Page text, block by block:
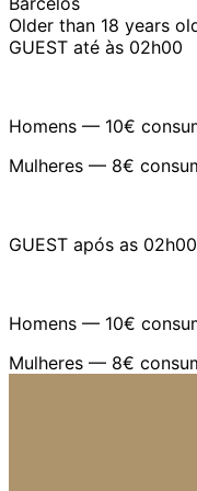
Older than 18 years
GUEST até às 02h00
Homens — 10€
Mulheres — 8€
GUEST após as 02h00
Homens — 10€
Mulheres — 8€